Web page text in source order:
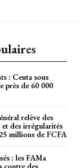
: Ceuta sous
près de 60 000
relève des
des irrégularités
millions de FCFA
: les FAMa